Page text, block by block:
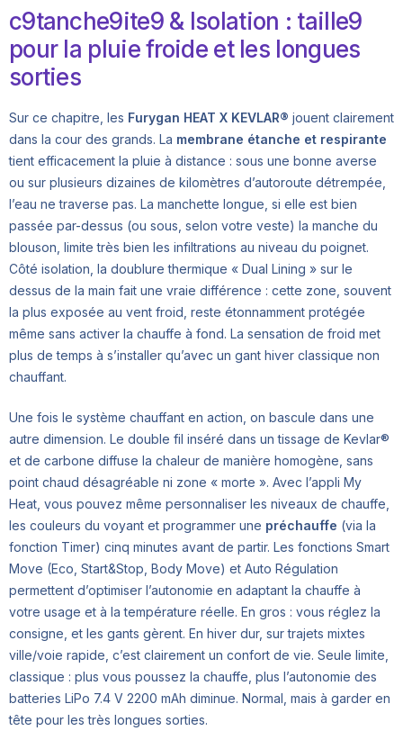
c9tanche9ite9 & Isolation : taille9
pour la pluie froide et les longues
sorties
Sur ce chapitre, les Furygan HEAT X KEVLAR® jouent clairement
dans la cour des grands. La membrane étanche et respirante
tient efficacement la pluie à distance : sous une bonne averse
ou sur plusieurs dizaines de kilomètres d’autoroute détrempée,
l’eau ne traverse pas. La manchette longue, si elle est bien
passée par-dessus (ou sous, selon votre veste) la manche du
blouson, limite très bien les infiltrations au niveau du poignet.
Côté isolation, la doublure thermique « Dual Lining » sur le
dessus de la main fait une vraie différence : cette zone, souvent
la plus exposée au vent froid, reste étonnamment protégée
même sans activer la chauffe à fond. La sensation de froid met
plus de temps à s’installer qu’avec un gant hiver classique non
chauffant.
Une fois le système chauffant en action, on bascule dans une
autre dimension. Le double fil inséré dans un tissage de Kevlar®
et de carbone diffuse la chaleur de manière homogène, sans
point chaud désagréable ni zone « morte ». Avec l’appli My
Heat, vous pouvez même personnaliser les niveaux de chauffe,
les couleurs du voyant et programmer une préchauffe (via la
fonction Timer) cinq minutes avant de partir. Les fonctions Smart
Move (Eco, Start&Stop, Body Move) et Auto Régulation
permettent d’optimiser l’autonomie en adaptant la chauffe à
votre usage et à la température réelle. En gros : vous réglez la
consigne, et les gants gèrent. En hiver dur, sur trajets mixtes
ville/voie rapide, c’est clairement un confort de vie. Seule limite,
classique : plus vous poussez la chauffe, plus l’autonomie des
batteries LiPo 7.4 V 2200 mAh diminue. Normal, mais à garder en
tête pour les très longues sorties.